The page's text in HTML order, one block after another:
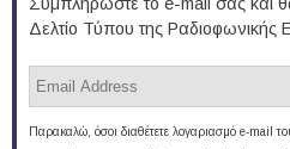
Δελτίο Τύπου της Ραδιοφωνικής
Παρακαλώ, όσοι διαθέτετε λογαριασμό e-mail